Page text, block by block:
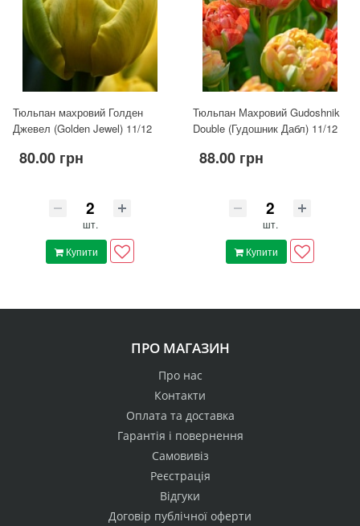
Тюльпан махровий Голден
Джевел (Golden Jewel) 11/12
80.00 грн
шт.
Купити
Тюльпан Махровий Gudoshnik
Double (Гудошник Дабл) 11/12
88.00 грн
шт.
Купити
ПРО МАГАЗИН
Про нас
Контакти
Оплата та доставка
Гарантія і повернення
Самовивіз
Реєстрація
Відгуки
Договір публічної оферти